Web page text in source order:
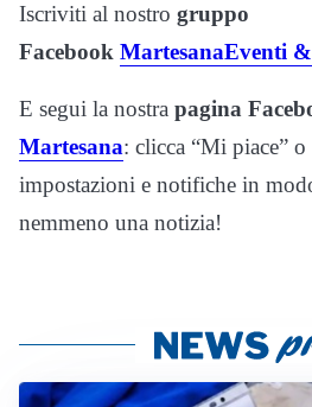
Iscriviti al nostro gruppo
Facebook MartesanaEventi
E segui la nostra pagina
Martesana: clicca “Mi piace” o
impostazioni e notifiche in
nemmeno una notizia!